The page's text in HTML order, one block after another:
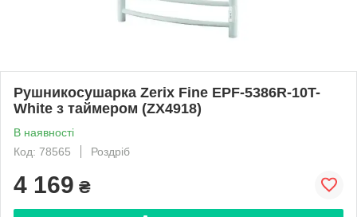
Рушникосушарка Zerix Fine EPF-5386R-10T-
White з таймером (ZX4918)
В наявності
Код: 78565
Роздріб
4 169 ₴